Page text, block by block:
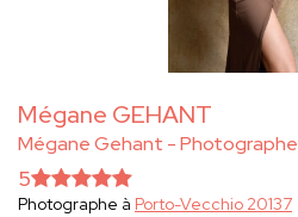
Mégane GEHANT
Mégane Gehant - Photographe
5
Photographe à Porto-Vecchio 20137